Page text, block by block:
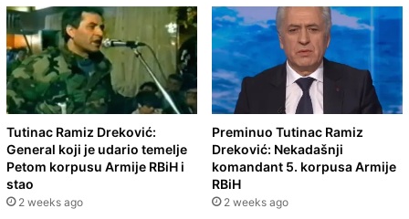
Tutinac Ramiz Dreković:
General koji je udario temelje
Petom korpusu Armije RBiH i
stao
2 weeks ago
Preminuo Tutinac Ramiz
Dreković: Nekadašnji
komandant 5. korpusa Armije
RBiH
2 weeks ago